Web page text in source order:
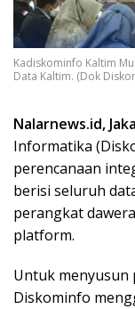
Kadiskominfo Kaltim
Data Kaltim. (Dok
Nalarnews.id,
Informatika
perencanaan
berisi seluruh
perangkat
platform.
Untuk menyusun
Diskominfo